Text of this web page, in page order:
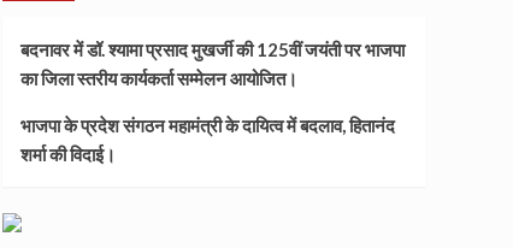
बदनावर में डॉ. श्यामा प्रसाद मुखर्जी की 125वीं जयंती पर भाजपा
का जिला स्तरीय कार्यकर्ता सम्मेलन आयोजित।
भाजपा के प्रदेश संगठन महामंत्री के दायित्व में बदलाव, हितानंद
शर्मा की विदाई।